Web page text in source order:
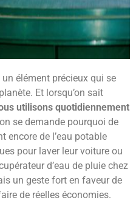
un élément précieux qui se
Et lorsqu’on sait
utilisons quotidiennement
se demande pourquoi de
encore de l’eau potable
pour laver leur voiture ou
d’eau de pluie chez
un geste fort en faveur de
de réelles économies.